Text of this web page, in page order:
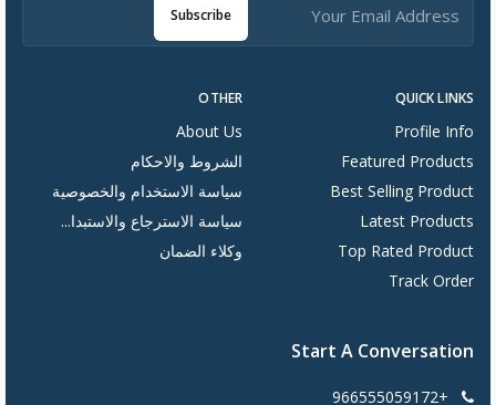
QUICK LINKS
Profile Info
Featured Products
Best Selling Product
Latest Products
Top Rated Product
Track Order
OTHER
About Us
الشروط والاحكام
سياسة الاستخدام والخصوصية
سياسة الاسترجاع والاستبدا...
وكلاء الضمان
Subscribe
Start A Conversation
+966555059172